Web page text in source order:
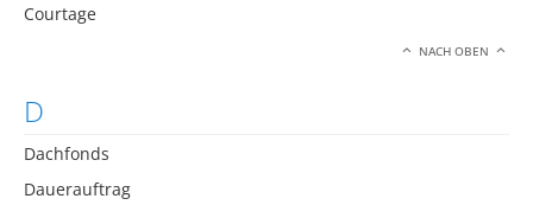
Courtage
NACH OBEN
D
Dachfonds
Dauerauftrag